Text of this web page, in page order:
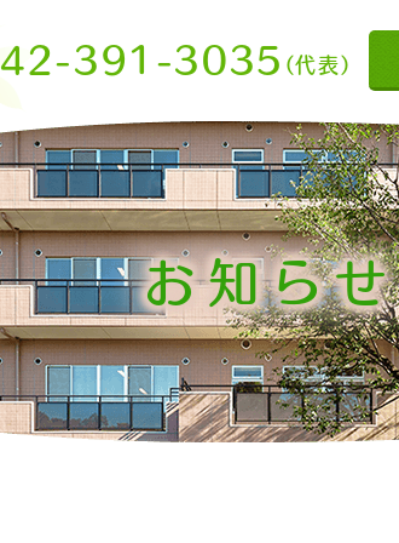
391-3035 （代表）
お知らせ